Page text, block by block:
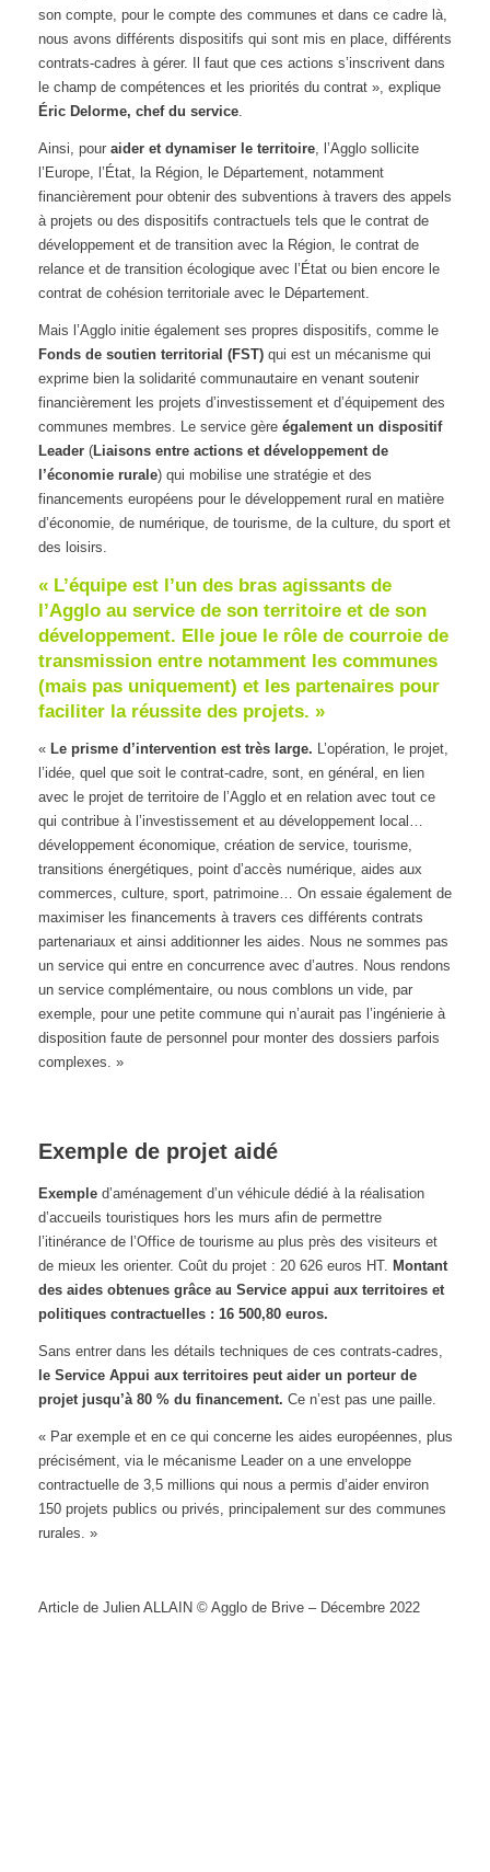
son compte, pour le compte des communes et dans ce cadre là,
nous avons différents dispositifs qui sont mis en place, différents
contrats-cadres à gérer. Il faut que ces actions s’inscrivent dans
le champ de compétences et les priorités du contrat », explique
Éric Delorme, chef du service.
Ainsi, pour aider et dynamiser le territoire, l’Agglo sollicite
l’Europe, l’État, la Région, le Département, notamment
financièrement pour obtenir des subventions à travers des appels
à projets ou des dispositifs contractuels tels que le contrat de
développement et de transition avec la Région, le contrat de
relance et de transition écologique avec l’État ou bien encore le
contrat de cohésion territoriale avec le Département.
Mais l’Agglo initie également ses propres dispositifs, comme le
Fonds de soutien territorial (FST)qui est un mécanisme qui
exprime bien la solidarité communautaire en venant soutenir
financièrement les projets d’investissement et d’équipement des
communes membres. Le service gère également un dispositif
Leader(Liaisons entre actions et développement de
l’économie rurale) qui mobilise une stratégie et des
financements européens pour le développement rural en matière
d’économie, de numérique, de tourisme, de la culture, du sport et
des loisirs.
« L’équipe est l’un des bras agissants de
l’Agglo au service de son territoire et de son
développement. Elle joue le rôle de courroie de
transmission entre notamment les communes
(mais pas uniquement) et les partenaires pour
faciliter la réussite des projets. »
« Le prisme d’intervention est très large. L’opération, le projet,
l’idée, quel que soit le contrat-cadre, sont, en général, en lien
avec le projet de territoire de l’Agglo et en relation avec tout ce
qui contribue à l’investissement et au développement local…
développement économique, création de service, tourisme,
transitions énergétiques, point d’accès numérique, aides aux
commerces, culture, sport, patrimoine… On essaie également de
maximiser les financements à travers ces différents contrats
partenariaux et ainsi additionner les aides. Nous ne sommes pas
un service qui entre en concurrence avec d’autres. Nous rendons
un service complémentaire, ou nous comblons un vide, par
exemple, pour une petite commune qui n’aurait pas l’ingénierie à
disposition faute de personnel pour monter des dossiers parfois
complexes. »
Exemple de projet aidé
Exempled’aménagement d’un véhicule dédié à la réalisation
d’accueils touristiques hors les murs afin de permettre
l’itinérance de l’Office de tourisme au plus près des visiteurs et
de mieux les orienter. Coût du projet : 20 626 euros HT. Montant
des aides obtenues grâce au Service appui aux territoires et
politiques contractuelles : 16 500,80 euros.
Sans entrer dans les détails techniques de ces contrats-cadres,
le Service Appui aux territoires peut aider un porteur de
projet jusqu’à 80 % du financement. Ce n’est pas une paille.
« Par exemple et en ce qui concerne les aides européennes, plus
précisément, via le mécanisme Leader on a une enveloppe
contractuelle de 3,5 millions qui nous a permis d’aider environ
150 projets publics ou privés, principalement sur des communes
rurales. »
Article de Julien ALLAIN © Agglo de Brive – Décembre 2022